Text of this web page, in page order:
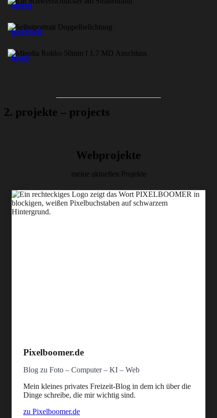
street
portrait
food
2. projekte – projects
Webprojekte
meine aktuellen Projekte
Pixelboomer.de
Blog zu Foto – Computer – KI – Web
Mein kleines privates Freizeit-Blog in dem ich über die
Dinge schreibe, die mir wichtig sind.
zu Pixelboomer.de